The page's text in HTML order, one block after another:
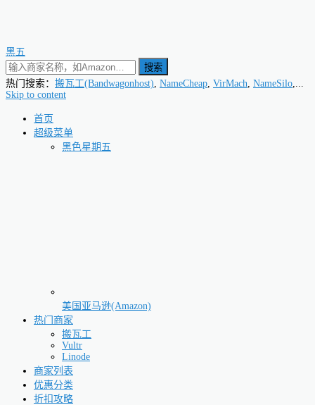
黑五
搜索
热门搜索： 搬瓦工(Bandwagonhost), NameCheap, VirMach, NameSilo,...
Skip to content
首页
超级菜单
黑色星期五
美国亚马逊(Amazon)
热门商家
搬瓦工
Vultr
Linode
商家列表
优惠分类
折扣攻略